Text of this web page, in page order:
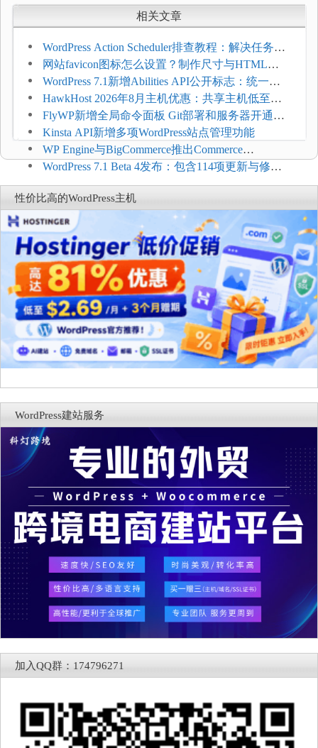
相关文章
WordPress Action Scheduler排查教程：解决任务积
压和订单延迟
网站favicon图标怎么设置？制作尺寸与HTML添
加方法
WordPress 7.1新增Abilities API公开标志：统一支
持REST API、MCP与AI代理
HawkHost 2026年8月主机优惠：共享主机低至
$2.61/月，高性能主机同步折扣
FlyWP新增全局命令面板 Git部署和服务器开通更
方便
Kinsta API新增多项WordPress站点管理功能
WP Engine与BigCommerce推出Commerce
Connect：WordPress商店可保留前台体验并扩展电
商能力
WordPress 7.1 Beta 4发布：包含114项更新与修
复，仅建议在测试环境体验
性价比高的WordPress主机
WordPress建站服务
加入QQ群：174796271